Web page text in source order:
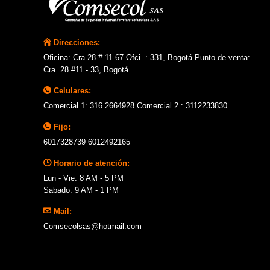
Direcciones:
Oficina: Cra 28 # 11-67 Ofci .: 331, Bogotá Punto de venta:
Cra. 28 #11 - 33, Bogotá
Celulares:
Comercial 1: 316 2664928 Comercial 2 : 3112233830
Fijo:
6017328739 6012492165
Horario de atención:
Lun - Vie: 8 AM - 5 PM
Sabado: 9 AM - 1 PM
Mail:
Comsecolsas@hotmail.com